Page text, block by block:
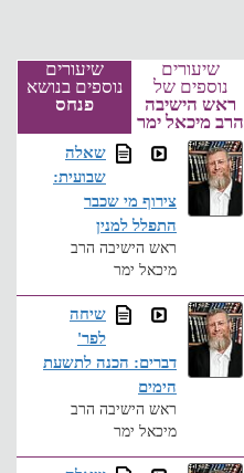
שיעורים
נוספים של
ראש הישיבה
הרב מיכאל ימר
שיעורים
נוספים בנושא
פנחס
שאלה
שבועית:
צירוף מי שכבר
התפלל למנין
ראש הישיבה הרב
מיכאל ימר
שיחה
לפר'
דברים: הכנה לתשעת
הימים
ראש הישיבה הרב
מיכאל ימר